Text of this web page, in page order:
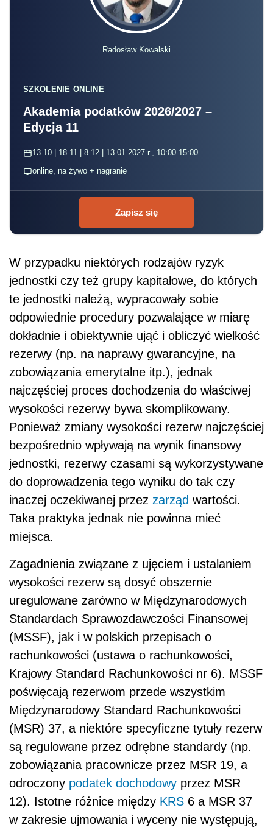
Radosław Kowalski
SZKOLENIE ONLINE
Akademia podatków 2026/2027 –
Edycja 11
13.10 | 18.11 | 8.12 | 13.01.2027 r., 10:00-15:00
online, na żywo + nagranie
Zapisz się
W przypadku niektórych rodzajów ryzyk
jednostki czy też grupy kapitałowe, do których
te jednostki należą, wypracowały sobie
odpowiednie procedury pozwalające w miarę
dokładnie i obiektywnie ująć i obliczyć wielkość
rezerwy (np. na naprawy gwarancyjne, na
zobowiązania emerytalne itp.), jednak
najczęściej proces dochodzenia do właściwej
wysokości rezerwy bywa skomplikowany.
Ponieważ zmiany wysokości rezerw najczęściej
bezpośrednio wpływają na wynik finansowy
jednostki, rezerwy czasami są wykorzystywane
do doprowadzenia tego wyniku do tak czy
inaczej oczekiwanej przez zarząd wartości.
Taka praktyka jednak nie powinna mieć
miejsca.
Zagadnienia związane z ujęciem i ustalaniem
wysokości rezerw są dosyć obszernie
uregulowane zarówno w Międzynarodowych
Standardach Sprawozdawczości Finansowej
(MSSF), jak i w polskich przepisach o
rachunkowości (ustawa o rachunkowości,
Krajowy Standard Rachunkowości nr 6). MSSF
poświęcają rezerwom przede wszystkim
Międzynarodowy Standard Rachunkowości
(MSR) 37, a niektóre specyficzne tytuły rezerw
są regulowane przez odrębne standardy (np.
zobowiązania pracownicze przez MSR 19, a
odroczony podatek dochodowy przez MSR
12). Istotne różnice między KRS 6 a MSR 37
w zakresie ujmowania i wyceny nie występują,